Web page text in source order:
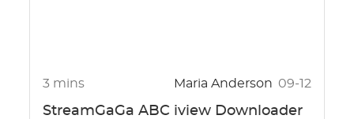
3 mins Maria Anderson 09-12
StreamGaGa ABC iview Downloader